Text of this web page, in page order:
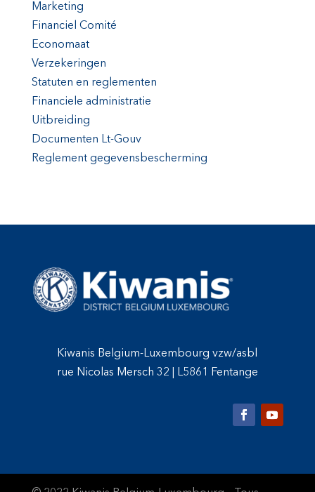
Marketing
Financiel Comité
Economaat
Verzekeringen
Statuten en reglementen
Financiele administratie
Uitbreiding
Documenten Lt-Gouv
Reglement gegevensbescherming
Kiwanis Belgium-Luxembourg vzw/asbl
rue Nicolas Mersch 32
L5861 Fentange